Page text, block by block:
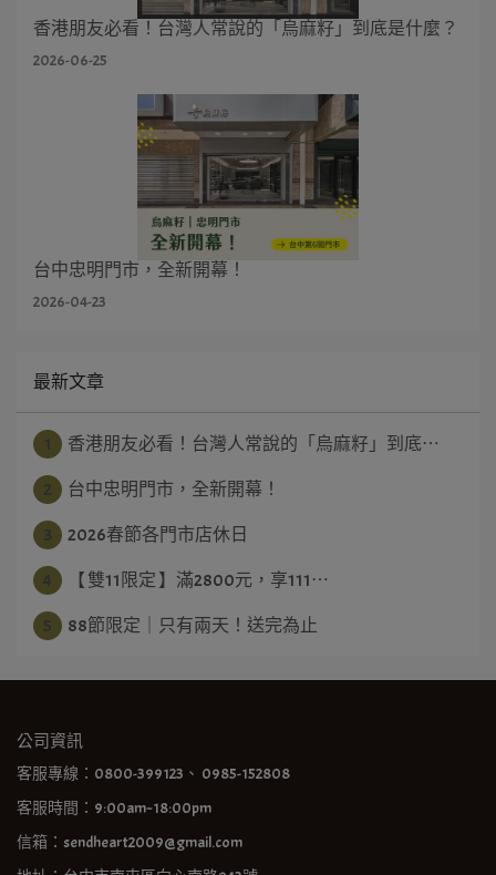
香港朋友必看！台灣人常說的「烏麻籽」到底是什麼？
2026-06-25
台中忠明門市，全新開幕！
2026-04-23
最新文章
香港朋友必看！台灣人常說的「烏麻籽」到底⋯
台中忠明門市，全新開幕！
2026春節各門市店休日
【 雙11限定 】滿2800元，享111⋯
88節限定｜只有兩天！送完為止
公司資訊
客服專線：0800-399123、 0985-152808
客服時間：9:00am~18:00pm
信箱：sendheart2009@gmail.com